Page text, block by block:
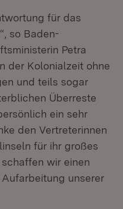
für das
so Baden-
Petra
der Kolonialzeit ohne
und teils sogar
Überreste
ein sehr
den Vertreterinnen
für ihr großes
wir einen
unserer